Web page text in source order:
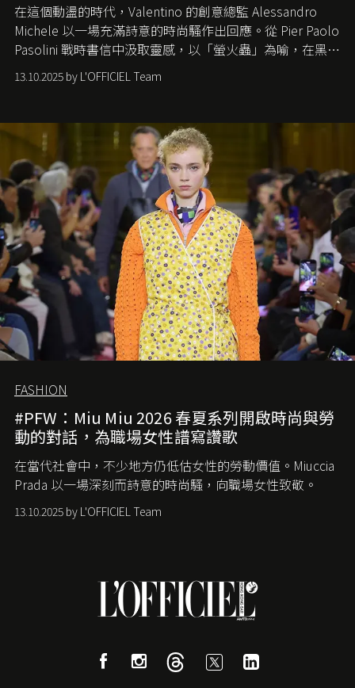
在這個動盪的時代， Valentino 的創意總監 Alessandro
Michele 以一場充滿詩意的時尚騷作出回應。從 Pier Paolo
Pasolini 戰時書信中汲取靈感，以「螢火蟲」為喻，在黑暗
中找尋希望的微光。
13.10.2025 by L'OFFICIEL Team
FASHION
#PFW：Miu Miu 2026 春夏系列開啟時尚與勞
動的對話，為職場女性譜寫讚歌
在當代社會中，不少地方仍低估女性的勞動價值。 Miuccia
Prada 以一場深刻而詩意的時尚騷，向職場女性致敬。
13.10.2025 by L'OFFICIEL Team